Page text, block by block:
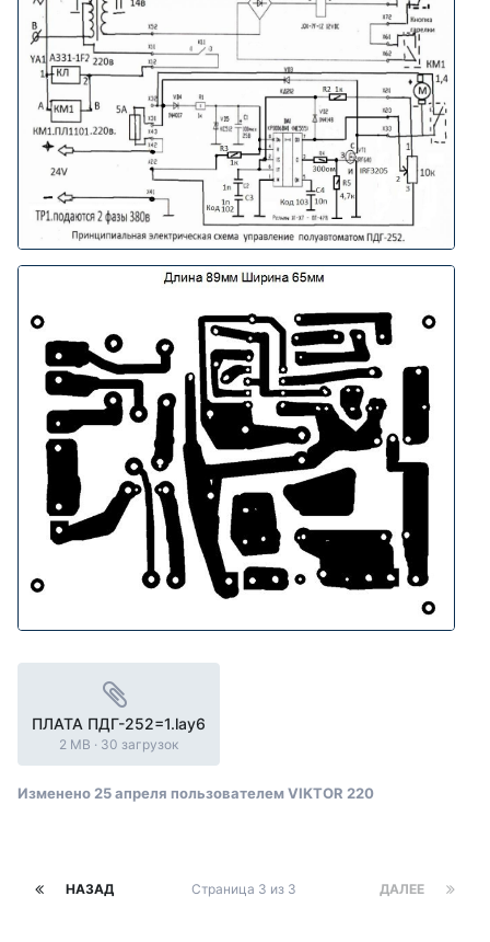
ПЛАТА ПДГ-252=1.lay6
2 MB · 30 загрузок
Изменено25 апреля пользователем VIKTOR 220
НАЗАД ДАЛЕЕ
Страница 3 из 3